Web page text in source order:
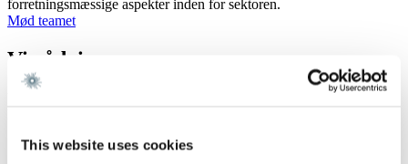
This website uses cookies
forretningsmæssige aspekter inden for sektoren.
Mød teamet
Vi rådgiver om
Vi tilbyder højt specialiseret rådgivning inden for alle områder af
regulatoriske forhold